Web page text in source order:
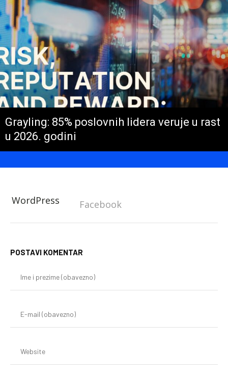
Grayling: 85% poslovnih lidera veruje u rast
u 2026. godini
WordPress Facebook
POSTAVI KOMENTAR